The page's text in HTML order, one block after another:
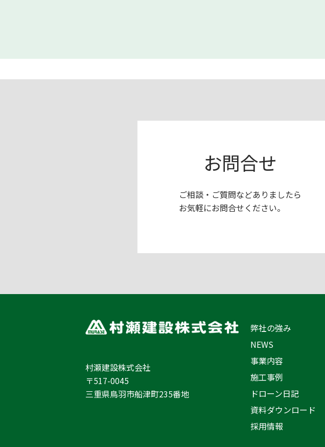
お問合せ
ご相談・ご質問などありましたら
お気軽にお問合せください。
村瀬建設株式会社
〒517-0045
三重県鳥羽市船津町235番地
弊社の強み
NEWS
事業内容
施工事例
ドローン日記
資料ダウンロード
採用情報